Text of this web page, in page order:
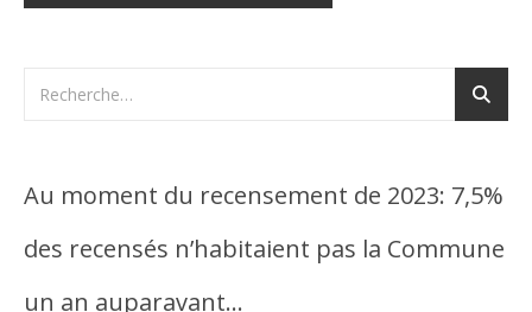
Au moment du recensement de 2023: 7,5%
des recensés n’habitaient pas la Commune
un an auparavant…